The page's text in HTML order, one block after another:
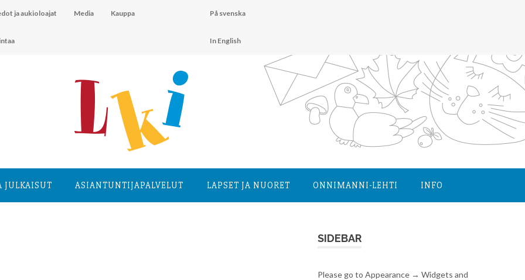
ja aukioloajat Media Kauppa På svenska
In English
JULKAISUT ASIANTUNTIJA­PALVELUT LAPSET JA NUORET ONNIMANNI-LEHTI INFO
SIDEBAR
Please go to Appearance → Widgets and